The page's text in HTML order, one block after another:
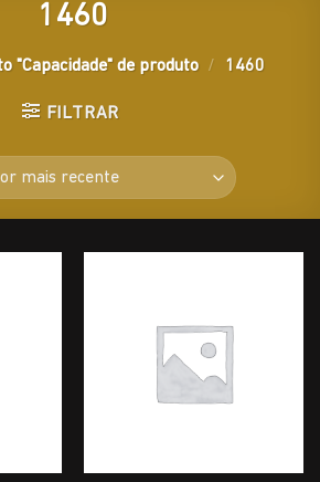
1460
"Capacidade" de produto / 1460
FILTRAR